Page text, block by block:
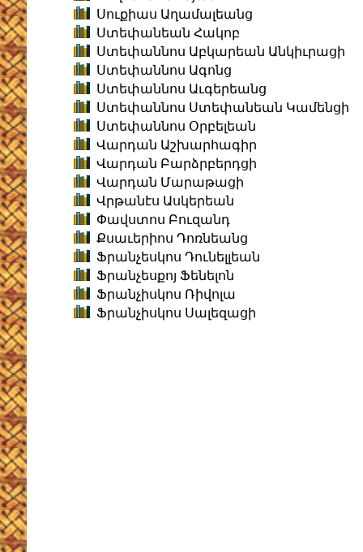
Սուքիաս Աղամալեանց
Ստեփանեան Հակոբ
Ստեփաննոս Աբկարեան Անկիւրացի
Ստեփաննոս Ագոնց
Ստեփաննոս Աւգերեանց
Ստեփաննոս Ստեփանեան Կամենցի
Ստեփաննոս Օրբելեան
Վարդան Աշխարհագիր
Վարդան Բարձրբերդցի
Վարդան Մարաթացի
Վրթանէս Ասկերեան
Փավստոս Բուզանդ
Քսաւերիոս Դոռնեանց
Ֆրանչեսկոս Դունելլեան
Ֆրանչեսքոյ Ֆենելոն
Ֆրանչիսկոս Ռիվոլա
Ֆրանչիսկոս Սալեզացի